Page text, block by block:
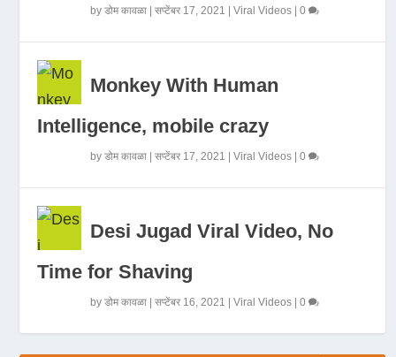
byडोम कावळा |सप्टेंबर 17, 2021 |Viral Videos |0
Monkey With Human
Intelligence, mobile crazy
byडोम कावळा |सप्टेंबर 17, 2021 |Viral Videos |0
Desi Jugad Viral Video, No
Time for Shaving
byडोम कावळा |सप्टेंबर 16, 2021 |Viral Videos |0